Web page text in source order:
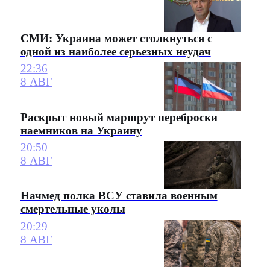
СМИ: Украина может столкнуться с
одной из наиболее серьезных неудач
22:36
8 АВГ
Раскрыт новый маршрут переброски
наемников на Украину
20:50
8 АВГ
Начмед полка ВСУ ставила военным
смертельные уколы
20:29
8 АВГ